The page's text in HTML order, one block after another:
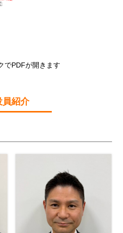
でPDFが開きます
員紹介